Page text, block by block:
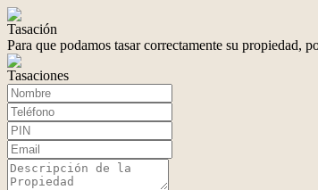
Tasación
Para que podamos tasar correctamente su propiedad,
Tasaciones